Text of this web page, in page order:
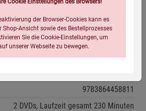
9783864458811
2 DVDs, Laufzeit gesamt 230 Minuten
Cookie Einstellungen des Browsers!
der Browser-Cookies kann es
Shop-Ansicht sowie des Bestellprozesses
Sie die Cookie-Einstellungen, um
unserer Webseite zu bewegen.